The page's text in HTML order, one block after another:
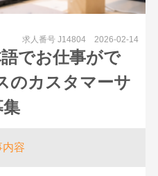
でお仕事がで
のカスタマーサ
求人番号 J14804 2026-02-14
内容